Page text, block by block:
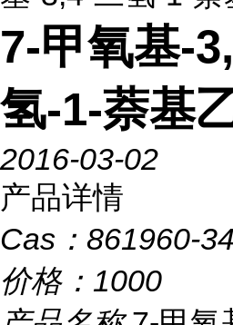
7-甲氧基-
氢-1-萘基
2016-03-02
产品详情
Cas： 861960-
价格： 1000